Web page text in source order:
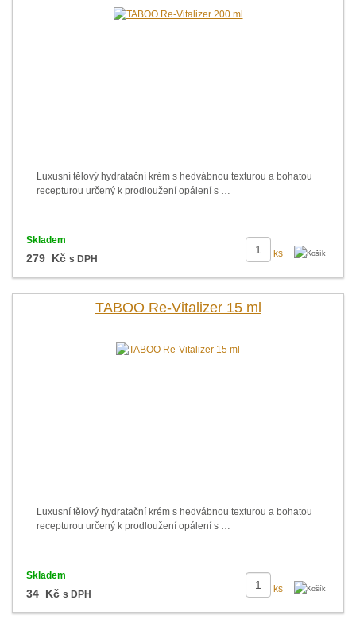
Luxusní tělový hydratační krém s hedvábnou texturou a bohatou
recepturou určený k prodloužení opálení s …
ks
Skladem
279 Kč s DPH
TABOO Re-Vitalizer 15 ml
Luxusní tělový hydratační krém s hedvábnou texturou a bohatou
recepturou určený k prodloužení opálení s …
ks
Skladem
34 Kč s DPH